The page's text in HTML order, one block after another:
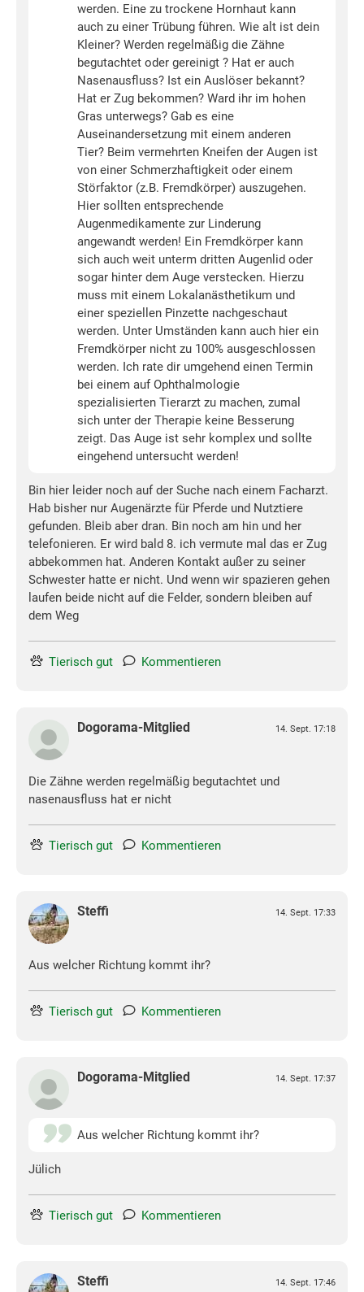
werden. Eine zu trockene Hornhaut kann
auch zu einer Trübung führen. Wie alt ist dein
Kleiner? Werden regelmäßig die Zähne
begutachtet oder gereinigt ? Hat er auch
Nasenausfluss? Ist ein Auslöser bekannt?
Hat er Zug bekommen? Ward ihr im hohen
Gras unterwegs? Gab es eine
Auseinandersetzung mit einem anderen
Tier? Beim vermehrten Kneifen der Augen ist
von einer Schmerzhaftigkeit oder einem
Störfaktor (z.B. Fremdkörper) auszugehen.
Hier sollten entsprechende
Augenmedikamente zur Linderung
angewandt werden! Ein Fremdkörper kann
sich auch weit unterm dritten Augenlid oder
sogar hinter dem Auge verstecken. Hierzu
muss mit einem Lokalanästhetikum und
einer speziellen Pinzette nachgeschaut
werden. Unter Umständen kann auch hier ein
Fremdkörper nicht zu 100% ausgeschlossen
werden. Ich rate dir umgehend einen Termin
bei einem auf Ophthalmologie
spezialisierten Tierarzt zu machen, zumal
sich unter der Therapie keine Besserung
zeigt. Das Auge ist sehr komplex und sollte
eingehend untersucht werden!
Bin hier leider noch auf der Suche nach einem Facharzt.
Hab bisher nur Augenärzte für Pferde und Nutztiere
gefunden. Bleib aber dran. Bin noch am hin und her
telefonieren. Er wird bald 8. ich vermute mal das er Zug
abbekommen hat. Anderen Kontakt außer zu seiner
Schwester hatte er nicht. Und wenn wir spazieren gehen
laufen beide nicht auf die Felder, sondern bleiben auf
dem Weg
Tierisch gut Kommentieren
Dogorama-Mitglied 14. Sept. 17:18
Die Zähne werden regelmäßig begutachtet und
nasenausfluss hat er nicht
Tierisch gut Kommentieren
Steffi 14. Sept. 17:33
Aus welcher Richtung kommt ihr?
Tierisch gut Kommentieren
Dogorama-Mitglied 14. Sept. 17:37
Aus welcher Richtung kommt ihr?
Jülich
Tierisch gut Kommentieren
Steffi 14. Sept. 17:46